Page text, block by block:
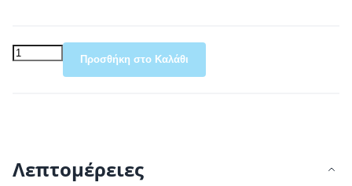
Προσθήκη στο Καλάθι
Λεπτομέρειες